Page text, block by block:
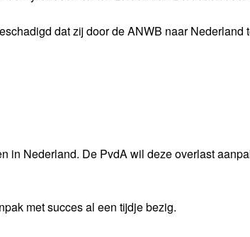
dat zij door de ANWB naar Nederland
in Nederland. De PvdA wil deze overlast
met succes al een tijdje bezig.